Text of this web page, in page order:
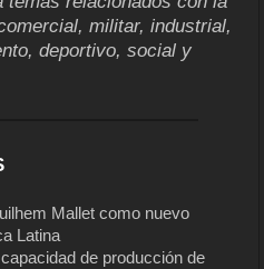
militar, industrial,
deportivo, social y
Mallet como nuevo
Latina
de producción de